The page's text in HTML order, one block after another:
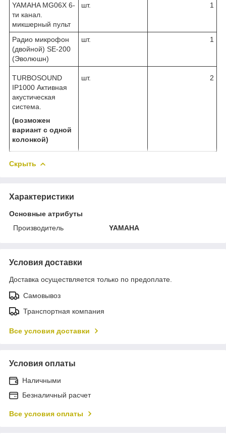
YAMAHA MG06X 6-
ти канал.
микшерный пульт
шт. 1
Радио микрофон
(двойной) SE-200
(Эволюшн)
шт. 1
TURBOSOUND
IP1000 Активная
акустическая
система.
(возможен
вариант с одной
колонкой)
шт. 2
Скрыть
Характеристики
Основные атрибуты
Производитель
YAMAHA
Условия доставки
Доставка осуществляется только по предоплате.
Самовывоз
Транспортная компания
Все условия доставки
Условия оплаты
Наличными
Безналичный расчет
Все условия оплаты